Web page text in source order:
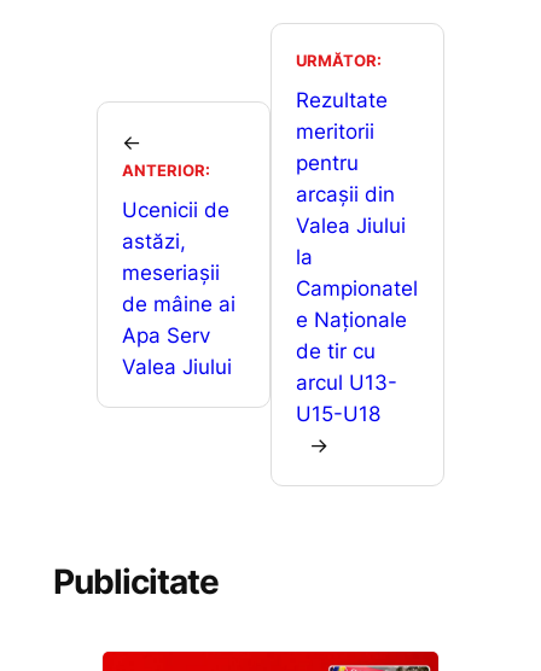
o
k
s
A
p
p
s
e
n
er
a
ă
←
ANTERIOR:
Ucenicii de
astăzi,
meseriașii
de mâine ai
Apa Serv
Valea Jiului
URMĂTOR:
Rezultate
meritorii
pentru
arcașii din
Valea Jiului
la
Campionatel
e Naționale
de tir cu
arcul U13-
U15-U18
→
Publicitate